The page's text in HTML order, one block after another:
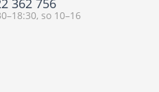
362 756
so 10–16